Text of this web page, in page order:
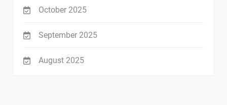
October 2025
September 2025
August 2025